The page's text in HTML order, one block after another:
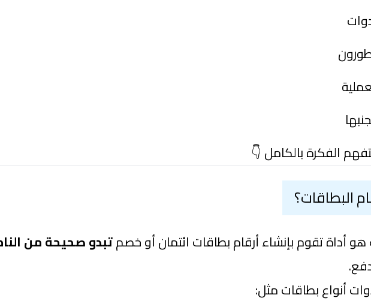
الفكرة بالكامل 👇
البطاقات؟
هو أداة تقوم بإنشاء أرقام بطاقات ائتمان أو خصمتبدو صحيحة من
أنواع بطاقات مثل: